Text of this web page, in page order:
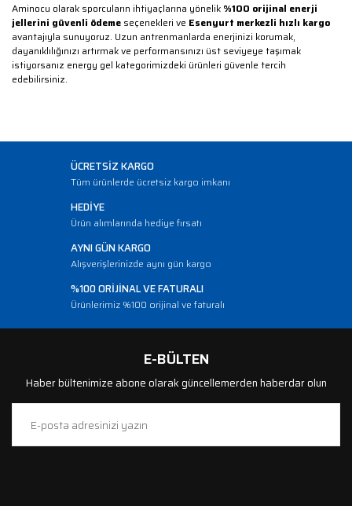
Aminocu olarak sporcuların ihtiyaçlarına yönelik %100 orijinal enerji
jellerini güvenli ödeme seçenekleri ve Esenyurt merkezli hızlı kargo
avantajıyla sunuyoruz. Uzun antrenmanlarda enerjinizi korumak,
dayanıklılığınızı artırmak ve performansınızı üst seviyeye taşımak
istiyorsanız energy gel kategorimizdeki ürünleri güvenle tercih
edebilirsiniz.
ÜCRETSİZ KARGO
Tüm ürünlerde ücretsiz kargo imkanı
HEDİYE
Ürün alımlarında hediye fırsatı
AYNI GÜN KARGO
Alışverişlerinizde aynı gün kargo
%100 ORİJİNAL VE FATURALI
Ürünlerimiz %100 orijinal ve faturalı
E-BÜLTEN
Haber bültenimize abone olarak güncellemerden haberdar olun